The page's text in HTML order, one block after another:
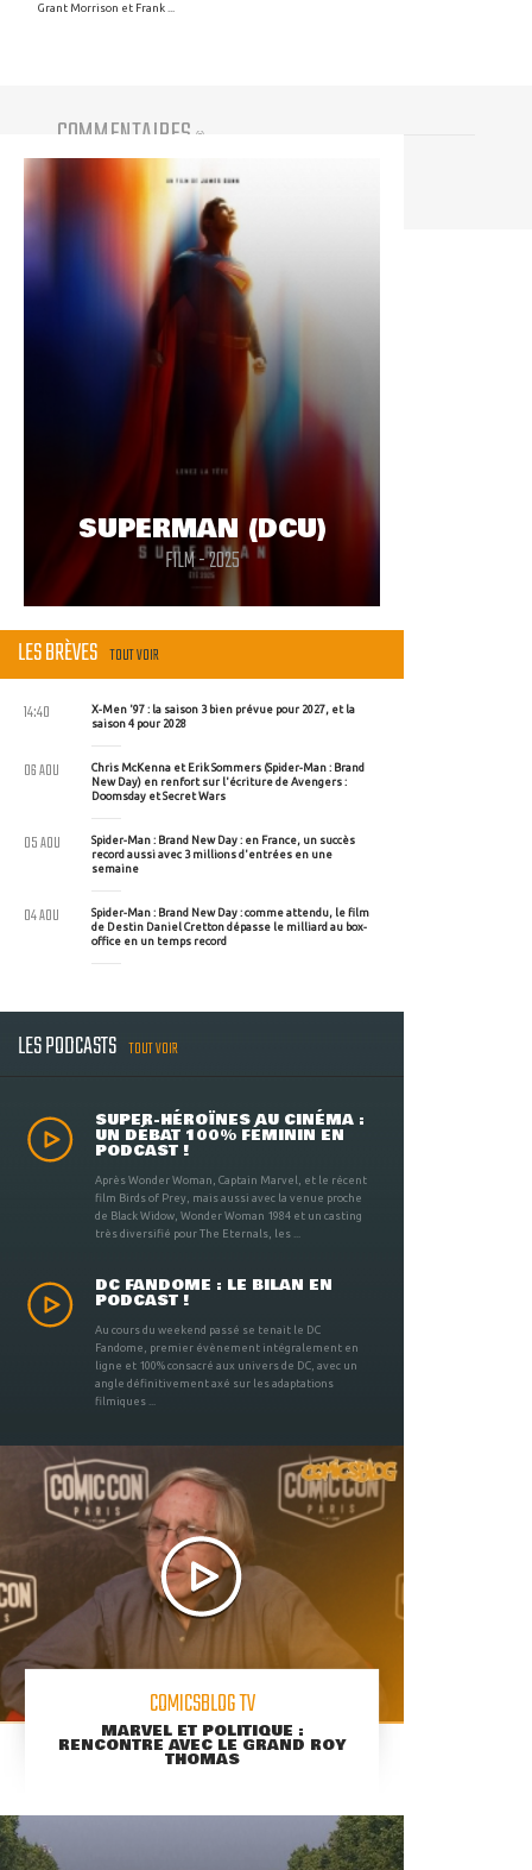
Grant Morrison et Frank ...
COMMENTAIRES (0)
SUPERMAN (DCU)
FILM - 2025
LES BRÈVES TOUT VOIR
X-Men '97 : la saison 3 bien prévue pour 2027, et la
saison 4 pour 2028
14:40
Chris McKenna et Erik Sommers (Spider-Man : Brand
New Day) en renfort sur l'écriture de Avengers :
Doomsday et Secret Wars
06 AOU
Spider-Man : Brand New Day : en France, un succès
record aussi avec 3 millions d'entrées en une
semaine
05 AOU
Spider-Man : Brand New Day : comme attendu, le film
de Destin Daniel Cretton dépasse le milliard au box-
office en un temps record
04 AOU
LES PODCASTS TOUT VOIR
SUPER-HÉROÏNES AU CINÉMA :
UN DÉBAT 100% FÉMININ EN
PODCAST !
Après Wonder Woman, Captain Marvel, et le récent
film Birds of Prey, mais aussi avec la venue proche
de Black Widow, Wonder Woman 1984 et un casting
très diversifié pour The Eternals, les ...
DC FANDOME : LE BILAN EN
PODCAST !
Au cours du weekend passé se tenait le DC
Fandome, premier évènement intégralement en
ligne et 100% consacré aux univers de DC, avec un
angle définitivement axé sur les adaptations
filmiques ...
COMICSBLOG TV
MARVEL ET POLITIQUE :
RENCONTRE AVEC LE GRAND ROY
THOMAS